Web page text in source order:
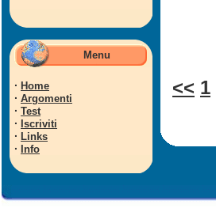
Menu
· Home
· Argomenti
· Test
· Iscriviti
· Links
· Info
<< 1